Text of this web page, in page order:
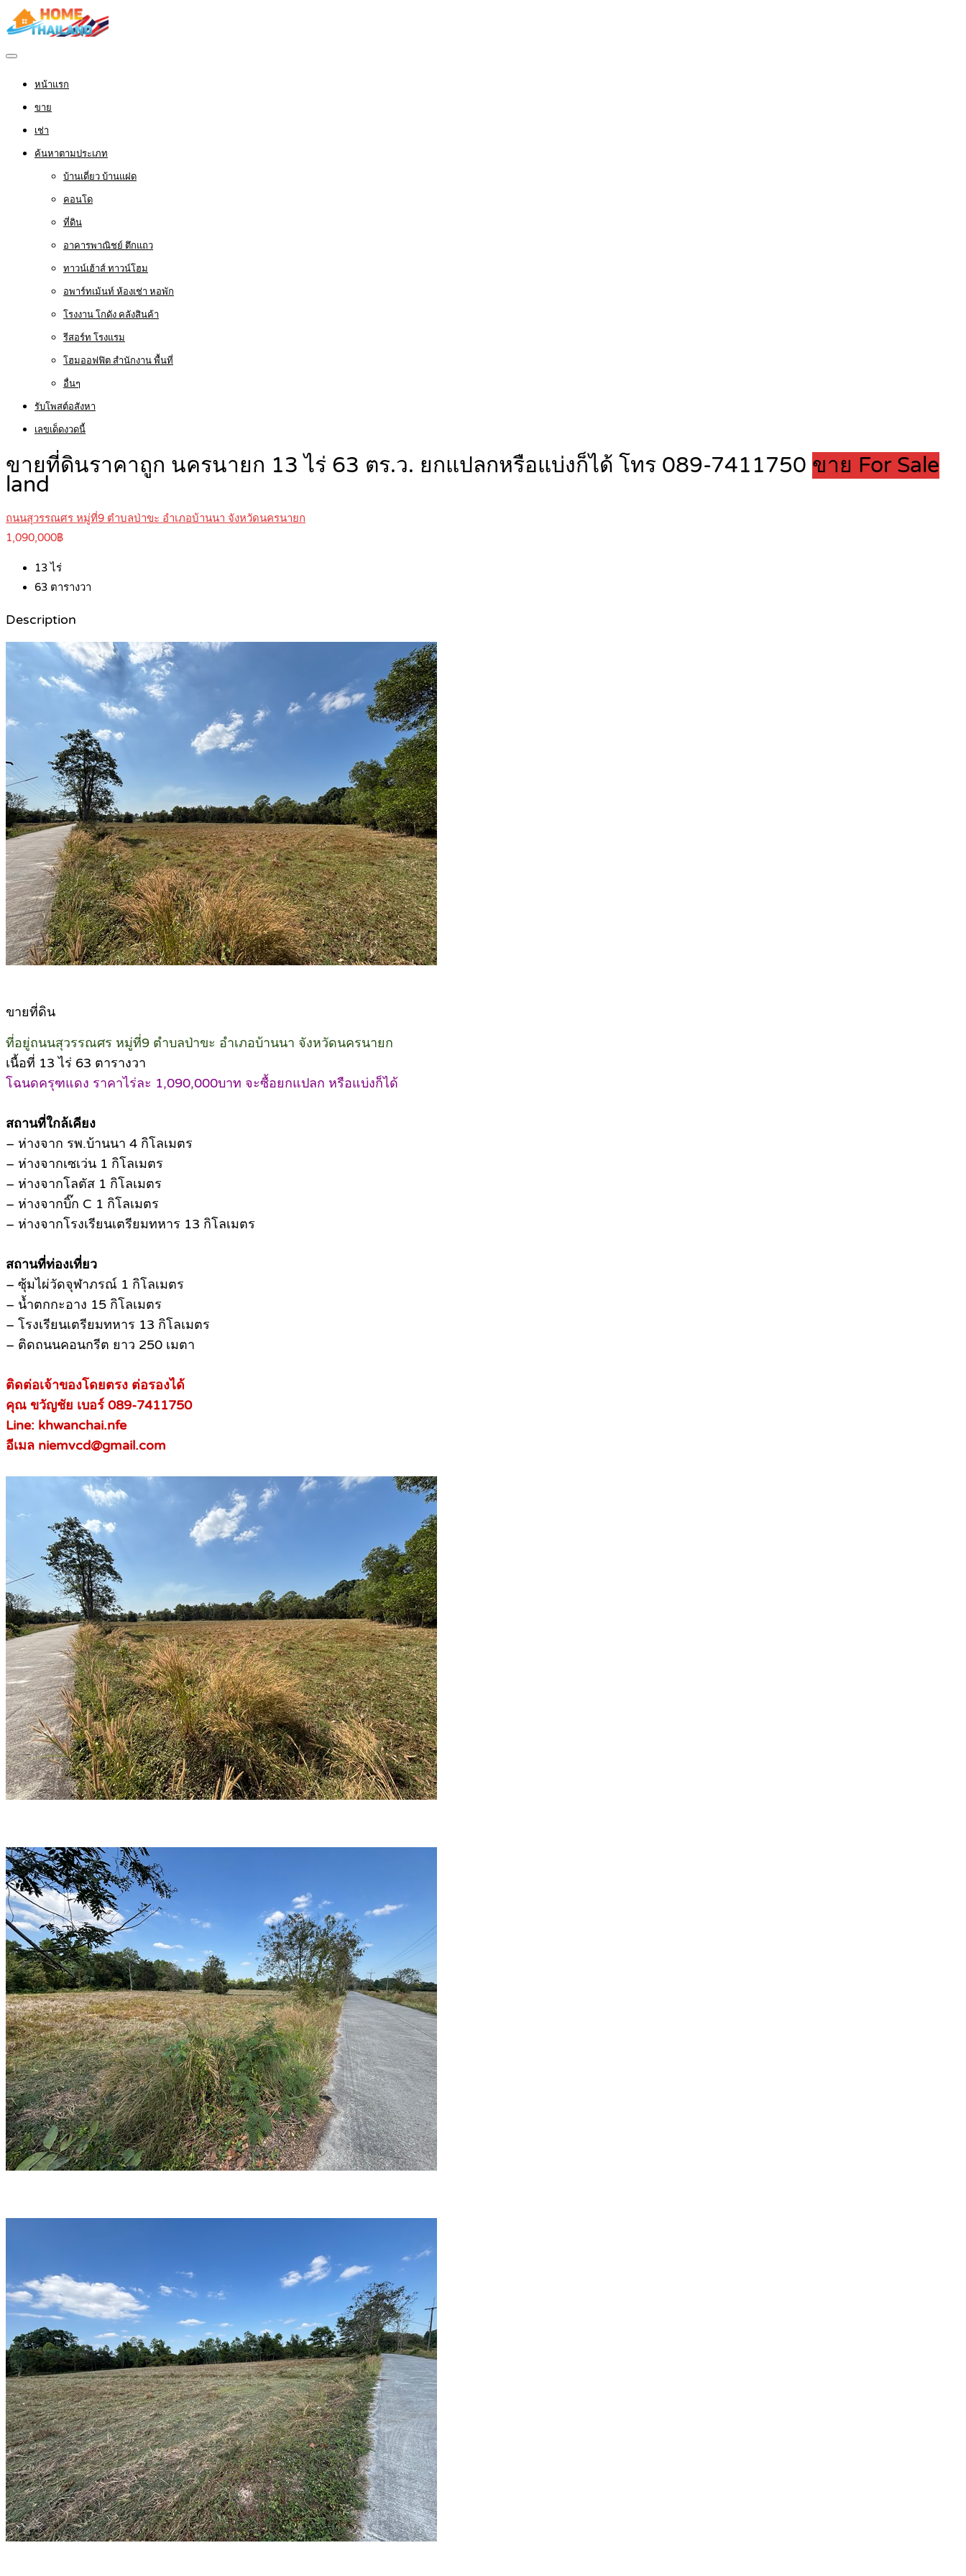
หน้าแรก
ขาย
เช่า
ค้นหาตามประเภท
บ้านเดี่ยว บ้านแฝด
คอนโด
ที่ดิน
อาคารพาณิชย์ ตึกแถว
ทาวน์เฮ้าส์ ทาวน์โฮม
อพาร์ทเม้นท์ ห้องเช่า หอพัก
โรงงาน โกดัง คลังสินค้า
รีสอร์ท โรงแรม
โฮมออฟฟิต สำนักงาน พื้นที่
อื่นๆ
รับโพสต์อสังหา
เลขเด็ดงวดนี้
ขายที่ดินราคาถูก นครนายก 13 ไร่ 63 ตร.ว. ยกแปลกหรือแบ่งก็ได้ โทร 089-7411750 ขาย For Sale
land
ถนนสุวรรณศร หมู่ที่9 ตำบลป่าขะ อำเภอบ้านนา จังหวัดนครนายก
1,090,000฿
13ไร่
63 ตารางวา
Description
ขายที่ดิน
ที่อยู่ถนนสุวรรณศร หมู่ที่9 ตำบลป่าขะ อำเภอบ้านนา จังหวัดนครนายก
เนื้อที่ 13 ไร่ 63 ตารางวา
โฉนดครุฑแดง ราคาไร่ละ 1,090,000บาท จะซื้อยกแปลก หรือแบ่งก็ได้
สถานที่ใกล้เคียง
– ห่างจาก รพ.บ้านนา 4 กิโลเมตร
– ห่างจากเซเว่น 1 กิโลเมตร
– ห่างจากโลตัส 1 กิโลเมตร
– ห่างจากบิ๊ก C 1 กิโลเมตร
– ห่างจากโรงเรียนเตรียมทหาร 13 กิโลเมตร
สถานที่ท่องเที่ยว
– ซุ้มไผ่วัดจุฬาภรณ์ 1 กิโลเมตร
– น้ำตกกะอาง 15 กิโลเมตร
– โรงเรียนเตรียมทหาร 13 กิโลเมตร
– ติดถนนคอนกรีต ยาว 250 เมตา
ติดต่อเจ้าของโดยตรง ต่อรองได้
คุณ ขวัญชัย เบอร์ 089-7411750
Line: khwanchai.nfe
อีเมล niemvcd@gmail.com